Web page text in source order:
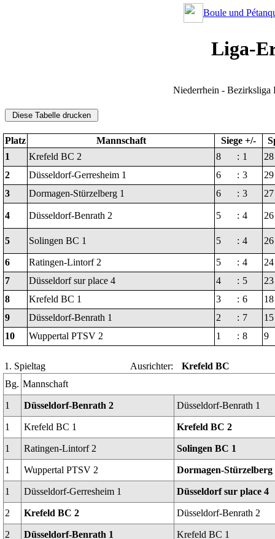
Boule und
Liga-
Niederrhein - Bezirksliga
Platz Mannschaft Siege +/-
1
Krefeld BC 2 8 : 1
28
2
Düsseldorf-Gerresheim 1 6 : 3
29
3
Dormagen-Stürzelberg 1 6 : 3 27
4 Düsseldorf-Benrath 2 5 : 4 26
5 Solingen BC 1 5 : 4 26
6 Ratingen-Lintorf 2 5 : 4
24
7
Düsseldorf sur place 4 4 : 5
23
8
Krefeld BC 1 3 : 6
18
9
Düsseldorf-Benrath 1 2 : 7
15
10
Wuppertal PTSV 2 1 : 8 9
1. Spieltag Ausrichter:
Krefeld BC
Bg. Mannschaft
1 Düsseldorf-Benrath 2 Düsseldorf-Benrath 1
1 Krefeld BC 1 Krefeld BC 2
1 Ratingen-Lintorf 2 Solingen BC 1
1 Wuppertal PTSV 2 Dormagen-Stürzelberg
1 Düsseldorf-Gerresheim 1 Düsseldorf sur place 4
2 Krefeld BC 2 Düsseldorf-Benrath 2
2 Düsseldorf-Benrath 1 Krefeld BC 1